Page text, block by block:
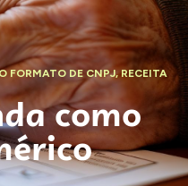
FORMATO DE CNPJ,RECEITA
como